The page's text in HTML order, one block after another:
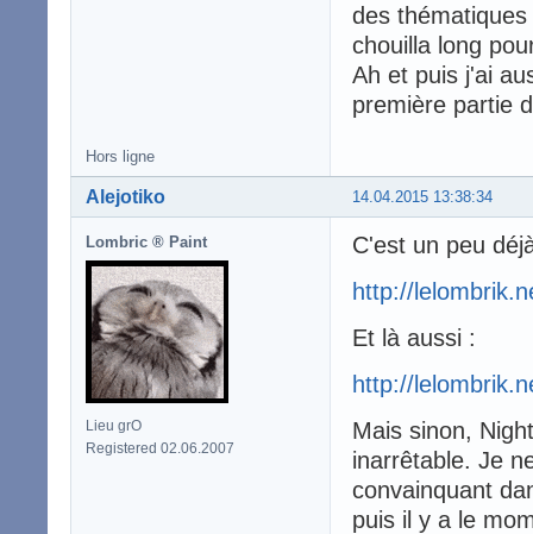
des
chouilla long
Ah et puis j'ai
première partie
Hors ligne
14.04.2015 13:38:34
Alejotiko
Lombric ® Paint
Lieu grO
Registered 02.06.2007
C'est un peu
http://
Et là aussi :
http://
Mais sinon,
inarrêtable. Je
convainquant
puis il y a le